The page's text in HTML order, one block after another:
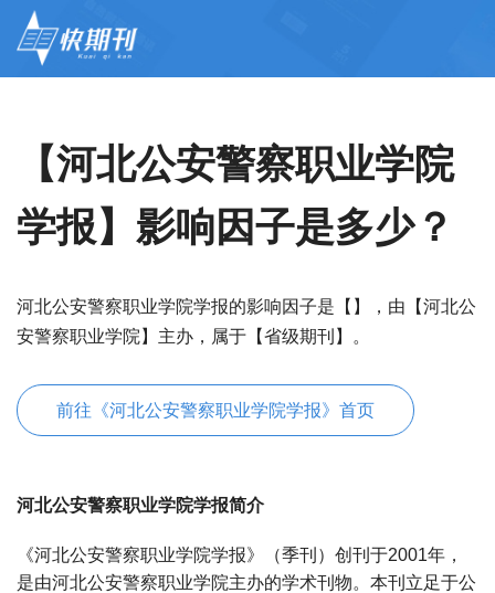
【河北公安警察职业学院
学报】影响因子是多少？
河北公安警察职业学院学报的影响因子是【】，由【河北公
安警察职业学院】主办，属于【省级期刊】。
前往《河北公安警察职业学院学报》首页
河北公安警察职业学院学报简介
《河北公安警察职业学院学报》（季刊）创刊于2001年，
是由河北公安警察职业学院主办的学术刊物。本刊立足于公